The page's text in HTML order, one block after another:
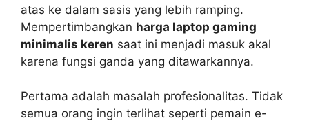
atas ke dalam sasis yang lebih ramping.
Mempertimbangkan harga laptop gaming
minimalis keren saat ini menjadi masuk akal
karena fungsi ganda yang ditawarkannya.
Pertama adalah masalah profesionalitas. Tidak
semua orang ingin terlihat seperti pemain e-